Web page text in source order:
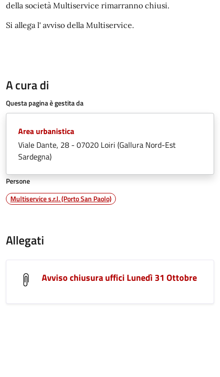
della società Multiservice rimarranno chiusi.
Si allega l' avviso della Multiservice.
A cura di
Questa pagina è gestita da
Area urbanistica
Viale Dante, 28 - 07020 Loiri (Gallura Nord-Est
Sardegna)
Persone
Multiservice s.r.l. (Porto San Paolo)
Allegati
Avviso chiusura uffici Lunedì 31 Ottobre